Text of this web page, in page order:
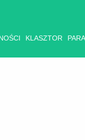
KLASZTOR